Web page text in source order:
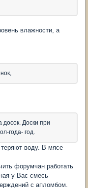
влажности, а
Доски при
года- год.
воду. В мясе
форумчан работать
у Вас смесь
с апломбом.